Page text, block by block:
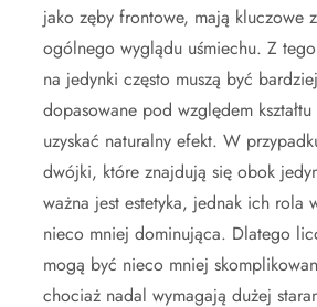
jako zęby frontowe, mają kluczowe
ogólnego wyglądu uśmiechu. Z
na jedynki często muszą być
dopasowane pod względem
uzyskać naturalny efekt. W
dwójki, które znajdują się obok
ważna jest estetyka, jednak ich rola
nieco mniej dominująca. Dlatego
mogą być nieco mniej
chociaż nadal wymagają dużej